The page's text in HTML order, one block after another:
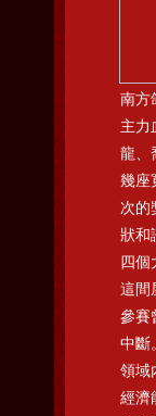
南方
主力
龍、
幾座
次的
狀和
四個
這間
參賽
中斷
領域
經濟